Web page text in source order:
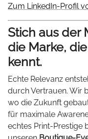
Zum LinkedIn-Profil
Stich aus der
die Marke,
kennt.
Echte Relevanz
durch Vertrauen. Wir
wo die Zukunft
für maximale
echtes Print-Prestige